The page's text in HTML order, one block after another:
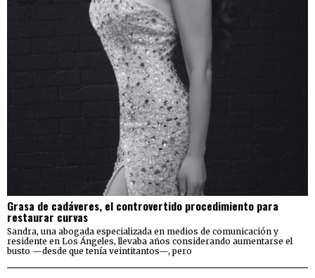
Grasa de cadáveres, el controvertido procedimiento para
restaurar curvas
Sandra, una abogada especializada en medios de comunicación y
residente en Los Ángeles, llevaba años considerando aumentarse el
busto —desde que tenía veintitantos—, pero